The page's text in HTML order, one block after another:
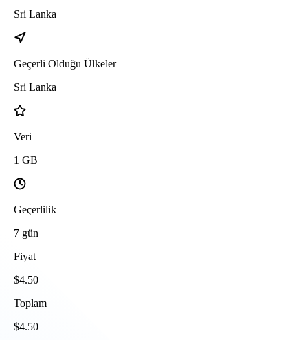
Sri Lanka
Geçerli Olduğu Ülkeler
Sri Lanka
Veri
1 GB
Geçerlilik
7 gün
Fiyat
$4.50
Toplam
$4.50